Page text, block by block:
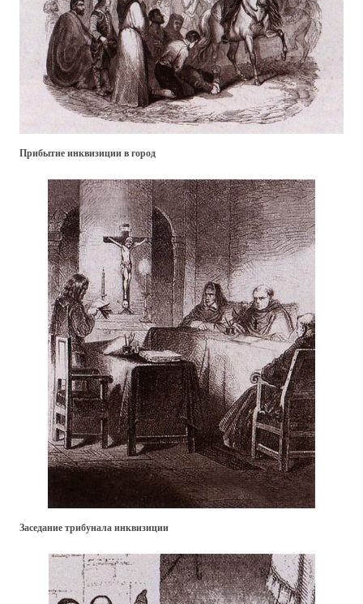
Прибытие инквизиции в город
Заседание трибунала инквизиции